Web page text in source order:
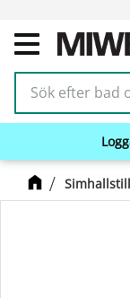
Meny